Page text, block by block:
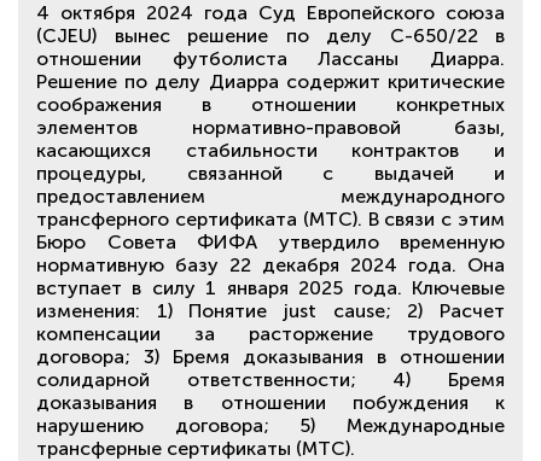
4 октября 2024 года Суд Европейского союза
(CJEU) вынес решение по делу C-650/22 в
отношении футболиста Лассаны Диарра.
Решение по делу Диарра содержит критические
соображения в отношении конкретных
элементов нормативно-правовой базы,
касающихся стабильности контрактов и
процедуры, связанной с выдачей и
предоставлением международного
трансферного сертификата (МТС). В связи с этим
Бюро Совета ФИФА утвердило временную
нормативную базу 22 декабря 2024 года. Она
вступает в силу 1 января 2025 года. Ключевые
изменения: 1) Понятие just cause; 2) Расчет
компенсации за расторжение трудового
договора; 3) Бремя доказывания в отношении
солидарной ответственности; 4) Бремя
доказывания в отношении побуждения к
нарушению договора; 5) Международные
трансферные сертификаты (МТС).